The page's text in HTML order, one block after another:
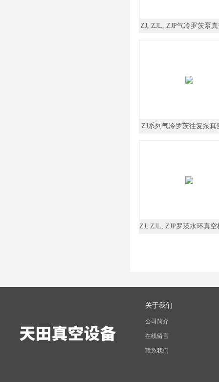
ZJ, ZJL, ZJP气冷罗茨泵
ZJ系列气冷罗茨往复泵真
ZJ, ZJL, ZJP罗茨水环真空
关于我们
公司简介
在线留言
联系我们